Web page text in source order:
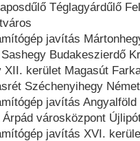
Téglagyárdűlő
javítás
Budakeszierdő
XII. kerület Magasút
Széchenyihegy
javítás
városközpont
javítás XVI.